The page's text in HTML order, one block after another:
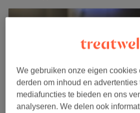
We gebruiken onze eigen cookies
derden om inhoud en advertenties
mediafuncties te bieden en ons
analyseren. We delen ook